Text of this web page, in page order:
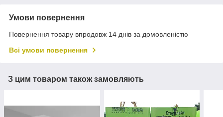
Умови повернення
Повернення товару впродовж 14 днів за домовленістю
Всі умови повернення
З цим товаром також замовляють